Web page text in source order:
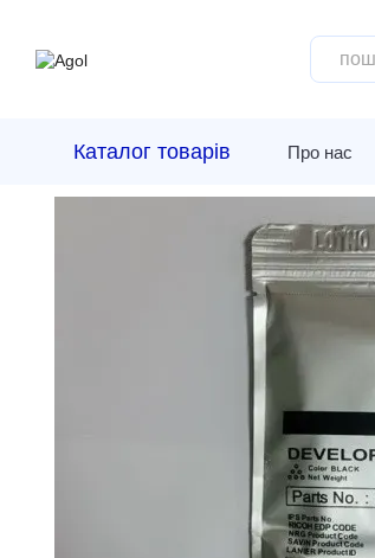
Каталог товарів Про нас